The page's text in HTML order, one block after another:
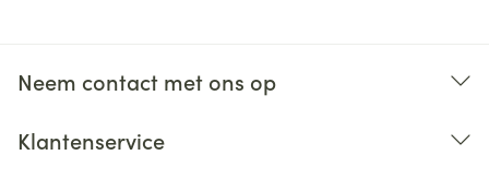
Neem contact met ons op
Klantenservice